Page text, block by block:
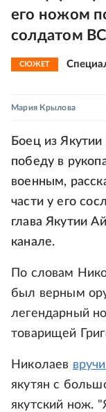
его ножом
солдатом
СЮЖЕТ
Мария Крылова
Боец из
победу в
военным,
части у его
глава Якутии
канале.
По словам
был верным
легендарный
товарищей
Николаев
якутян с
якутский нож.